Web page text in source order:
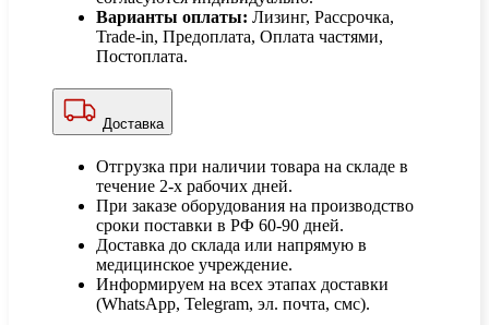
Варианты оплаты: Лизинг, Рассрочка,
Trade-in, Предоплата, Оплата частями,
Постоплата.
Доставка
Отгрузка при наличии товара на складе в
течение 2-х рабочих дней.
При заказе оборудования на производство
сроки поставки в РФ 60-90 дней.
Доставка до склада или напрямую в
медицинское учреждение.
Информируем на всех этапах доставки
(WhatsApp, Telegram, эл. почта, смс).